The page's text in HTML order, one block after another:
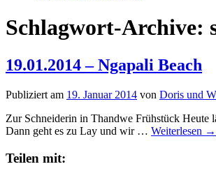
Schlagwort-Archive:
19.01.2014 – Ngapali Beach
Publiziert am 19. Januar 2014 von Doris und
Zur Schneiderin in Thandwe Frühstück
Dann geht es zu Lay und wir … Weiterlesen →
Teilen mit: